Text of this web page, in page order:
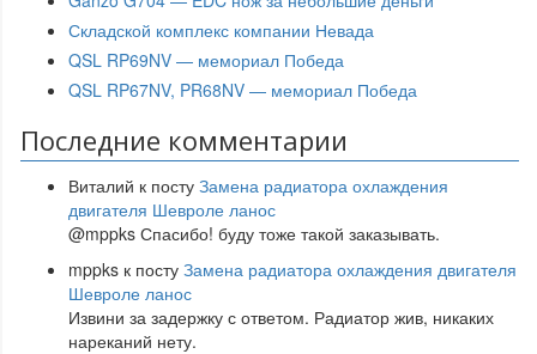
Складской комплекс компании Невада
QSL RP69NV — мемориал Победа
QSL RP67NV, PR68NV — мемориал Победа
Последние комментарии
Виталий к посту Замена радиатора охлаждения
двигателя Шевроле ланос
@mppks Спасибо! буду тоже такой заказывать.
mppks к посту Замена радиатора охлаждения двигателя
Шевроле ланос
Извини за задержку с ответом. Радиатор жив, никаких
нареканий нету.